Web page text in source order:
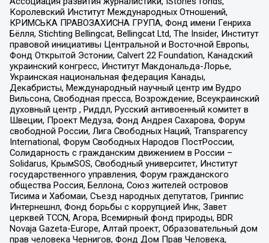
Королевский Институт Международных Отношений,
КРИМСЬКА ПРАВОЗАХИСНА ГРУПА, Фонд имени Генриха
Бёлля, Stichting Bellingcat, Bellingcat Ltd, The Insider, Институт
правовой инициативы Центральной и Восточной Европы,
Фонд Открытой Эстонии, Calvert 22 Foundation, Канадский
украинский конгресс, Институт Макдональда-Лорье,
Украинская национальная федерация Канады,
Декабристы, Международный научный центр им Вудро
Вильсона, Свободная пресса, Возрождение, Всеукраинский
духовный центр , Риддл, Русский антивоенный комитет в
Швеции, Проект Медуза, Фонд Андрея Сахарова, Форум
свободной России, Лига Свободных Наций, Transparеncy
International, Форум Свободных Народов ПостРоссии,
Солидарность с гражданским движением в России –
Solidarus, КрымSOS, Свободный университет, Институт
государственного управления, Форум гражданского
общества Россия, Беллона, Союз жителей островов
Тисима и Хабомаи, Съезд народных депутатов, Гринпис
Интернешнл, Фонд борьбы с коррупцией Инк, Завет
церквей TCCN, Агора, Всемирный фонд природы, BDR
Novaja Gazeta-Europe, Алтай проект, Образовательный дом
прав человека Чернигов, Фонд Дом Прав Человека,